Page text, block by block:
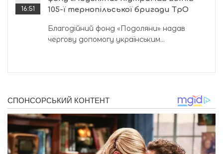
16:51
105-ї тернопільської бригади ТрО
Благодійний фонд «Подоляни» надав
чергову допомогу українським...